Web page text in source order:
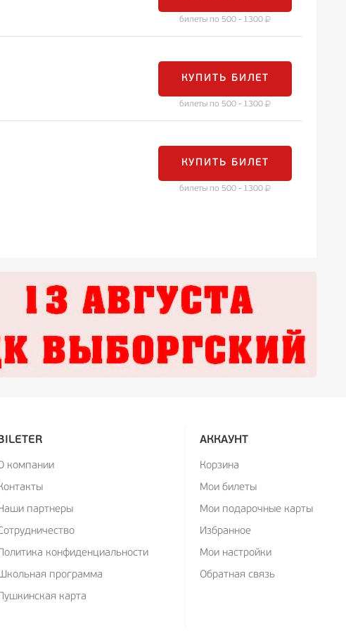
билеты по 500 - 1300
КУПИТЬ БИЛЕТ
билеты по 500 - 1300
КУПИТЬ БИЛЕТ
билеты по 500 - 1300
компании
партнеры
конфиденциальности
программа
карта
АККАУНТ
Корзина
Мои билеты
Мои подарочные карты
Избранное
Мои настройки
Обратная связь